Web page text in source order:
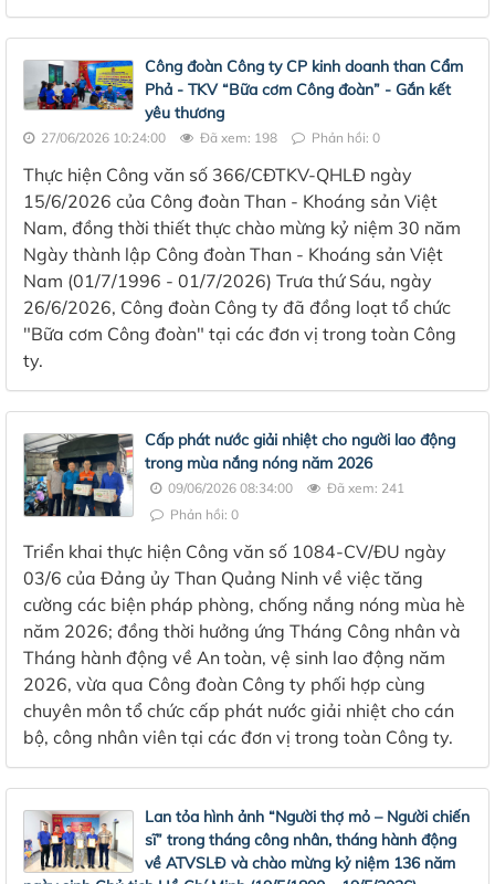
Công đoàn Công ty CP kinh doanh than Cẩm
Phả - TKV “Bữa cơm Công đoàn” - Gắn kết
yêu thương
27/06/2026 10:24:00 Đã xem: 198 Phản hồi: 0
Thực hiện Công văn số 366/CĐTKV-QHLĐ ngày
15/6/2026 của Công đoàn Than - Khoáng sản Việt
Nam, đồng thời thiết thực chào mừng kỷ niệm 30 năm
Ngày thành lập Công đoàn Than - Khoáng sản Việt
Nam (01/7/1996 - 01/7/2026) Trưa thứ Sáu, ngày
26/6/2026, Công đoàn Công ty đã đồng loạt tổ chức
"Bữa cơm Công đoàn" tại các đơn vị trong toàn Công
ty.
Cấp phát nước giải nhiệt cho người lao động
trong mùa nắng nóng năm 2026
09/06/2026 08:34:00
Đã xem: 241
Phản hồi: 0
Triển khai thực hiện Công văn số 1084-CV/ĐU ngày
03/6 của Đảng ủy Than Quảng Ninh về việc tăng
cường các biện pháp phòng, chống nắng nóng mùa hè
năm 2026; đồng thời hưởng ứng Tháng Công nhân và
Tháng hành động về An toàn, vệ sinh lao động năm
2026, vừa qua Công đoàn Công ty phối hợp cùng
chuyên môn tổ chức cấp phát nước giải nhiệt cho cán
bộ, công nhân viên tại các đơn vị trong toàn Công ty.
Lan tỏa hình ảnh “Người thợ mỏ – Người chiến
sĩ” trong tháng công nhân, tháng hành động
về ATVSLĐ và chào mừng kỷ niệm 136 năm